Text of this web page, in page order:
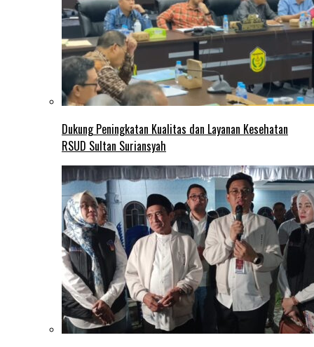
Dukung Peningkatan Kualitas dan Layanan Kesehatan
RSUD Sultan Suriansyah